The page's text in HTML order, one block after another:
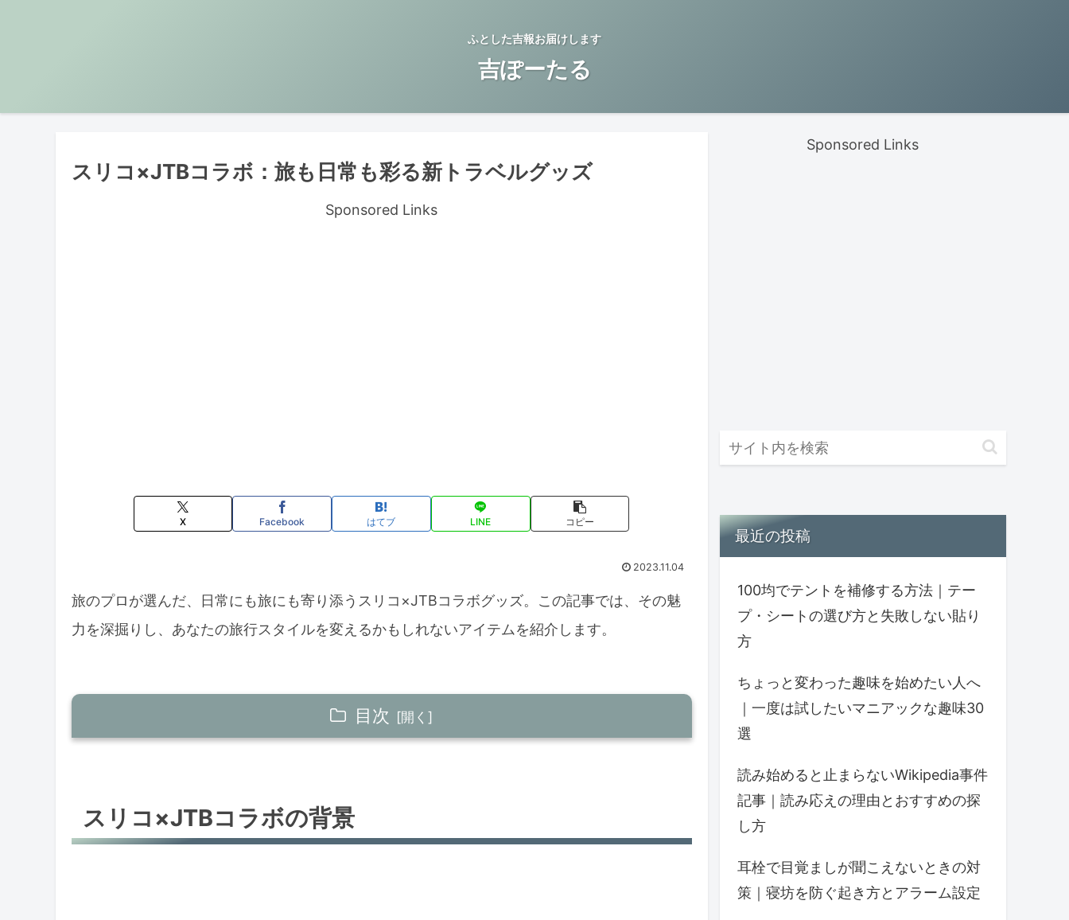
ふとした吉報お届けします
吉ぽーたる
スリコ×JTBコラボ：旅も日常も彩る新トラベルグッズ
Sponsored Links
X Facebook はてブ LINE コピー
2023.11.04
旅のプロが選んだ、日常にも旅にも寄り添うスリコ×JTBコラボグッズ。この記事では、その魅
力を深掘りし、あなたの旅行スタイルを変えるかもしれないアイテムを紹介します。
目次
スリコの価値観とJTBの融合
スリコ×JTBコラボの背景
Sponsored Links
最近の投稿
100均でテントを補修する方法｜テー
プ・シートの選び方と失敗しない貼り
方
ちょっと変わった趣味を始めたい人へ
｜一度は試したいマニアックな趣味30
選
読み始めると止まらないWikipedia事件
記事｜読み応えの理由とおすすめの探
し方
耳栓で目覚ましが聞こえないときの対
策｜寝坊を防ぐ起き方とアラーム設定